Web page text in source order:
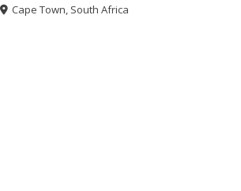
Cape Town, South Africa